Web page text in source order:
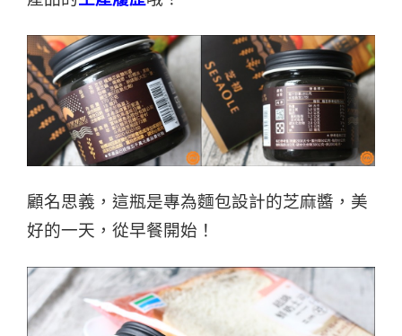
顧名思義，這瓶是專為麵包設計的芝麻醬，美
好的一天，從早餐開始！